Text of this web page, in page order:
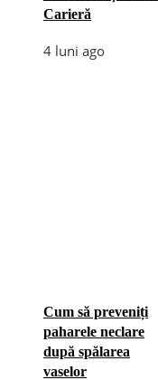
Carieră
4 luni ago
Cum să preveniți
paharele neclare
după spălarea
vaselor